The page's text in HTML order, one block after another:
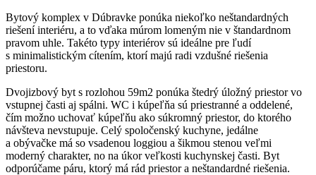
Bytový komplex v Dúbravke ponúka niekoľko neštandardných
riešení interiéru, a to vďaka múrom lomeným nie v štandardnom
pravom uhle. Takéto typy interiérov sú ideálne pre ľudí
s minimalistickým cítením, ktorí majú radi vzdušné riešenia
priestoru.
Dvojizbový byt s rozlohou 59m2 ponúka štedrý úložný priestor vo
vstupnej časti aj spálni. WC i kúpeľňa sú priestranné a oddelené,
čím možno uchovať kúpeľňu ako súkromný priestor, do ktorého
návšteva nevstupuje. Celý spoločenský kuchyne, jedálne
a obývačke má so vsadenou loggiou a šikmou stenou veľmi
moderný charakter, no na úkor veľkosti kuchynskej časti. Byt
odporúčame páru, ktorý má rád priestor a neštandardné riešenia.